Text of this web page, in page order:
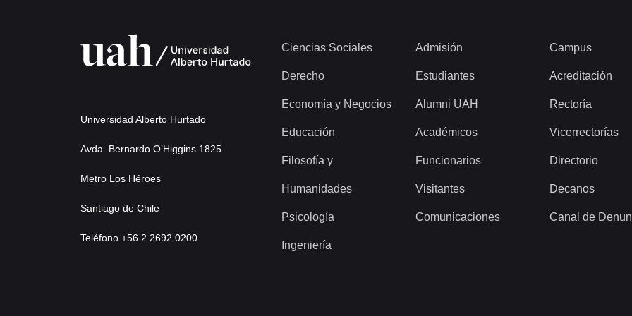
Universidad Alberto Hurtado
Avda. Bernardo O’Higgins 1825
Metro Los Héroes
Santiago de Chile
Teléfono +56 2 2692 0200
Ciencias Sociales
Derecho
Economía y Negocios
Educación
Filosofía y
Humanidades
Psicología
Ingeniería
Admisión
Estudiantes
Alumni UAH
Académicos
Funcionarios
Visitantes
Comunicaciones
Campus
Acreditación
Rectoría
Vicerrectorías
Directorio
Decanos
Canal de